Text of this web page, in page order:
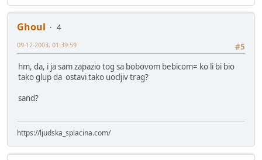
Ghoul
4
#5
09-12-2003, 01:39:59
hm, da, i ja sam zapazio tog sa bobovom bebicom= ko li bi bio
tako glup da ostavi tako uocljiv trag?
sand?
https://ljudska_splacina.com/